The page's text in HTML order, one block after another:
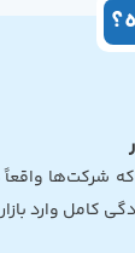
که شرکت‌ها
کامل وارد